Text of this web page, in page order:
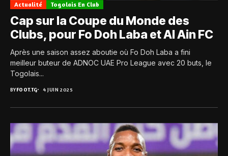
Actualité Togolais En Club
Cap sur la Coupe du Monde des
Clubs, pour Fo Doh Laba et Al Ain FC
Après une saison assez aboutie où Fo Doh Laba a fini
meilleur buteur de ADNOC UAE Pro League avec 20 buts, le
Togolais...
BYFOOT.TG 4 JUIN 2025